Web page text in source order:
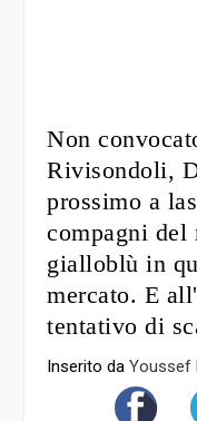
Non
Rivisondoli,
prossimo a
compagni del
gialloblù in
mercato. E
tentativo di
Inserito daYoussef